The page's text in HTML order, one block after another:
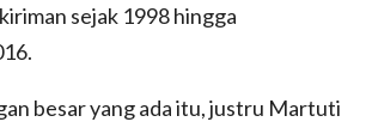
sejak 1998 hingga
besar yang ada itu, justru Martuti